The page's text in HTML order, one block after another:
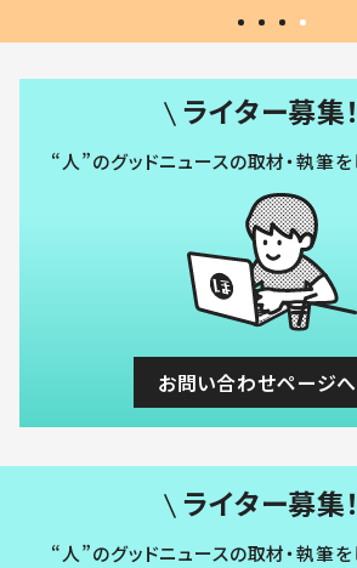
ライター募集！
“人”のグッドニュースの取材・執筆
お問い合わせページへ
ライター募集！
“人”のグッドニュースの取材・執筆